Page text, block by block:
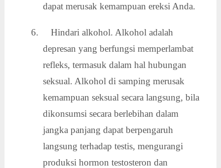
dapat merusak kemampuan ereksi Anda.
6. Hindari alkohol. Alkohol adalah
depresan yang berfungsi memperlambat
refleks, termasuk dalam hal hubungan
seksual. Alkohol di samping merusak
kemampuan seksual secara langsung, bila
dikonsumsi secara berlebihan dalam
jangka panjang dapat berpengaruh
langsung terhadap testis, mengurangi
produksi hormon testosteron dan